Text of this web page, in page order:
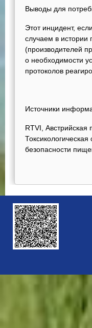
Выводы для
Этот инцидент,
случаем в
(производителей
о необходимости
протоколов
Источники
RTVI,
безопасности